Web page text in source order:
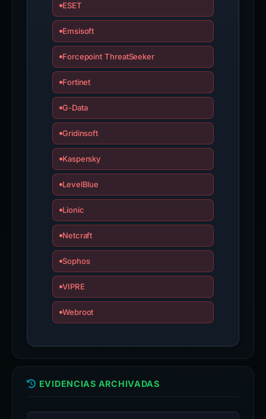
ESET
Emsisoft
Forcepoint ThreatSeeker
Fortinet
G-Data
Gridinsoft
Kaspersky
LevelBlue
Lionic
Netcraft
Sophos
VIPRE
Webroot
EVIDENCIAS ARCHIVADAS